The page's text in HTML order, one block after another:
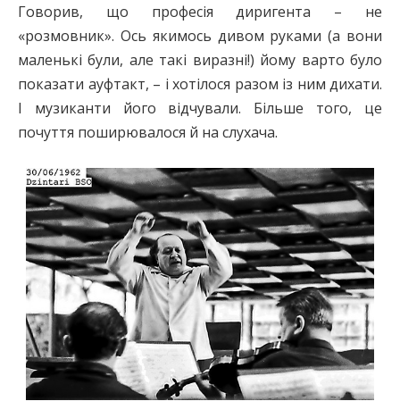
Говорив, що професія диригента – не
«розмовник». Ось якимось дивом руками (а вони
маленькі були, але такі виразні!) йому варто було
показати ауфтакт, – і хотілося разом із ним дихати.
І музиканти його відчували. Більше того, це
почуття поширювалося й на слухача.